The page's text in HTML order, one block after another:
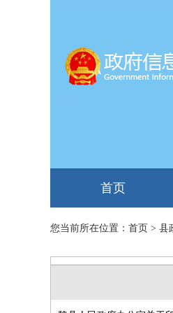
首页
您当前所在位置： 首页 > 县